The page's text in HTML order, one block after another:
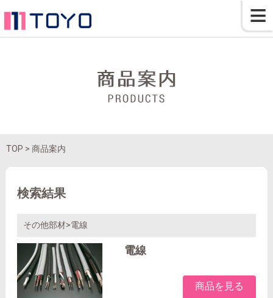
≡
TOP > 商品案内
検索結果
その他部材>電線
電線
商品を見る